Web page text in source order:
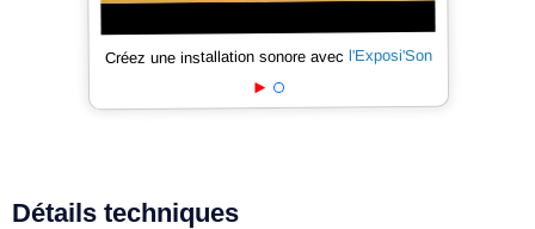
Créez une installation sonore avec l'Exposi'Son
Détails techniques